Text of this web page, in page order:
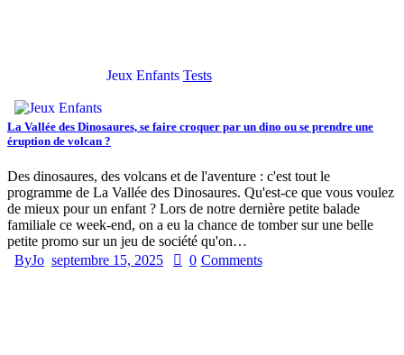
Jeux Enfants Tests
La Vallée des Dinosaures, se faire croquer par un dino ou se prendre une
éruption de volcan ?
Des dinosaures, des volcans et de l'aventure : c'est tout le
programme de La Vallée des Dinosaures. Qu'est-ce que vous voulez
de mieux pour un enfant ? Lors de notre dernière petite balade
familiale ce week-end, on a eu la chance de tomber sur une belle
petite promo sur un jeu de société qu'on…
ByJo septembre 15, 2025 0 Comments